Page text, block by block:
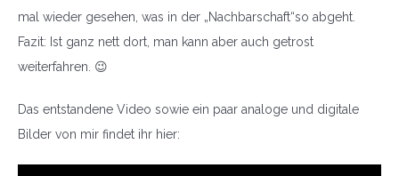
mal wieder gesehen, was in der „Nachbarschaft“so abgeht.
Fazit: Ist ganz nett dort, man kann aber auch getrost
weiterfahren. 😉
Das entstandene Video sowie ein paar analoge und digitale
Bilder von mir findet ihr hier: